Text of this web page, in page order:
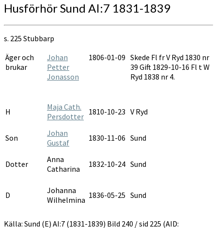
Husförhör Sund AI:7 1831-1839
s. 225 Stubbarp
Äger och
brukar
Johan
Petter
Jonasson
1806-01-09 Skede Fl fr V Ryd 1830 nr
39 Gift 1829-10-16 Fl t W
Ryd 1838 nr 4.
H
Maja Cath.
Persdotter 1810-10-23 V Ryd
Son
Johan
Gustaf
1830-11-06 Sund
Dotter
Anna
Catharina
1832-10-24 Sund
D
Johanna
Wilhelmina 1836-05-25 Sund
Källa: Sund (E) AI:7 (1831-1839) Bild 240 / sid 225 (AID: